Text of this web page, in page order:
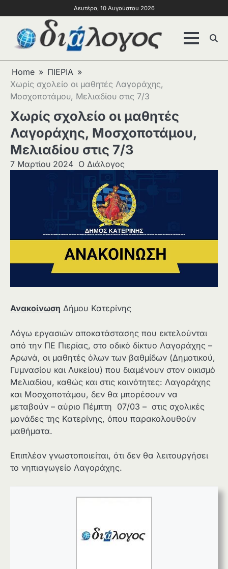
Δευτέρα, 10 Αυγούστου 2026
Home
ΠΙΕΡΙΑ
Χωρίς σχολείο οι μαθητές Λαγοράχης,
Μοσχοποτάμου, Μελιαδίου στις 7/3
Χωρίς σχολείο οι μαθητές
Λαγοράχης, Μοσχοποτάμου,
Μελιαδίου στις 7/3
7 Μαρτίου 2024 Ο Διάλογος
Ανακοίνωση Δήμου Κατερίνης
Λόγω εργασιών αποκατάστασης που εκτελούνται
από την ΠΕ Πιερίας, στο οδικό δίκτυο Λαγοράχης –
Αρωνά, οι μαθητές όλων των βαθμίδων (Δημοτικού,
Γυμνασίου και Λυκείου) που διαμένουν στον οικισμό
Μελιαδίου, καθώς και στις κοινότητες: Λαγοράχης
και Μοσχοποτάμου, δεν θα μπορέσουν να
μεταβούν – αύριο Πέμπτη 07/03 – στις σχολικές
μονάδες της Κατερίνης, όπου παρακολουθούν
μαθήματα.
Επιπλέον γνωστοποιείται, ότι δεν θα λειτουργήσει
το νηπιαγωγείο Λαγοράχης.